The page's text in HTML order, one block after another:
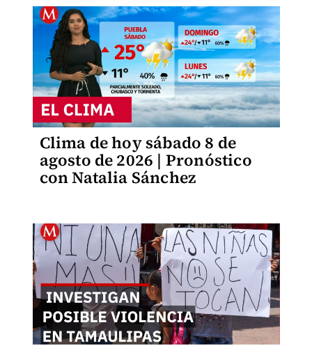
Clima de hoy sábado 8 de
agosto de 2026 | Pronóstico
con Natalia Sánchez